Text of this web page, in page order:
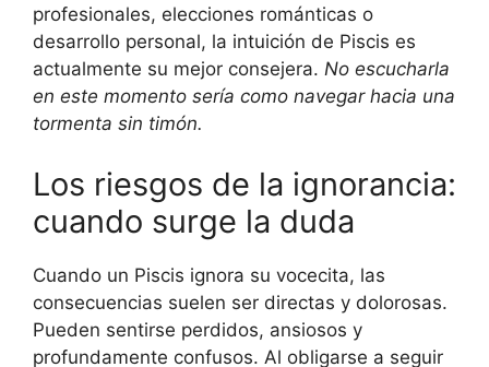
profesionales, elecciones románticas o
desarrollo personal, la intuición de Piscis es
actualmente su mejor consejera. No escucharla
en este momento sería como navegar hacia una
tormenta sin timón.
Los riesgos de la ignorancia:
cuando surge la duda
Cuando un Piscis ignora su vocecita, las
consecuencias suelen ser directas y dolorosas.
Pueden sentirse perdidos, ansiosos y
profundamente confusos. Al obligarse a seguir